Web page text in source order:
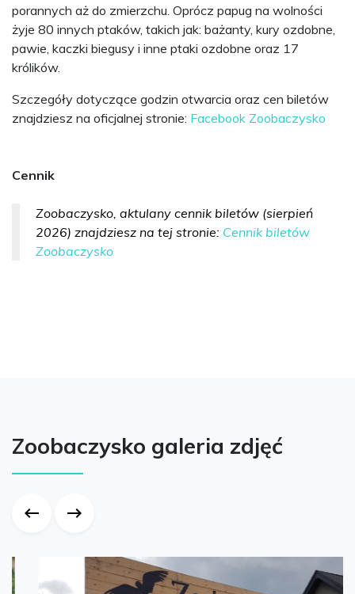
porannych aż do zmierzchu. Oprócz papug na wolności
żyje 80 innych ptaków, takich jak: bażanty, kury ozdobne,
pawie, kaczki biegusy i inne ptaki ozdobne oraz 17
królików.
Szczegóły dotyczące godzin otwarcia oraz cen biletów
znajdziesz na oficjalnej stronie: Facebook Zoobaczysko
Cennik
Zoobaczysko, aktulany cennik biletów (sierpień
2026) znajdziesz na tej stronie: Cennik biletów
Zoobaczysko
Zoobaczysko galeria zdjęć